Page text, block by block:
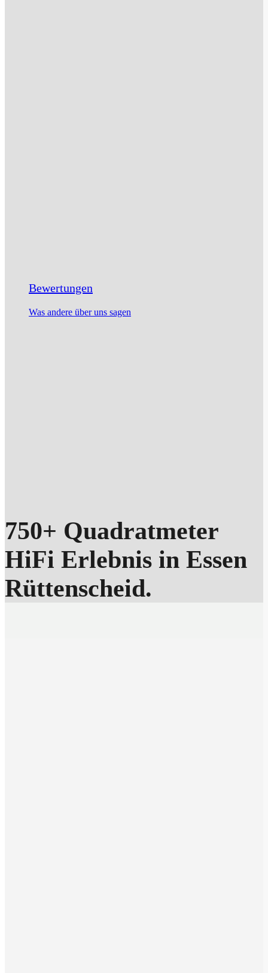
Bewertungen
Was andere über uns sagen
750+ Quadratmeter
HiFi Erlebnis in Essen
Rüttenscheid.